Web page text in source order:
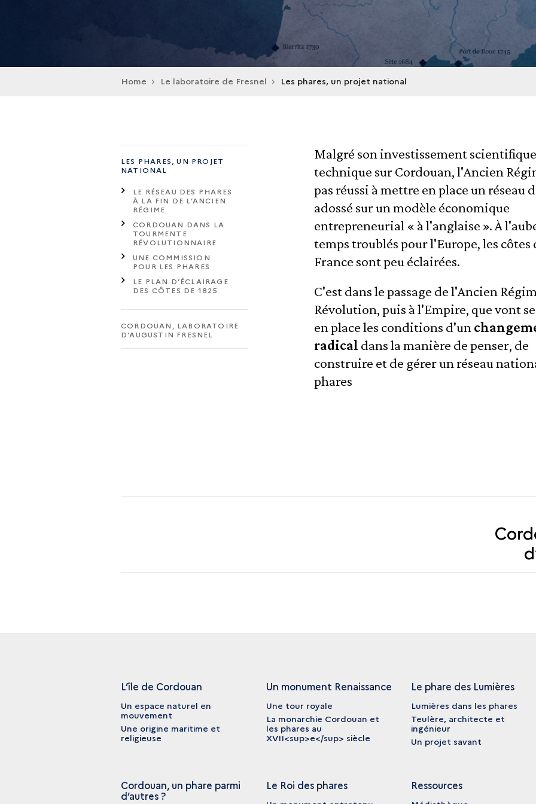
Home Le laboratoire de Fresnel Les phares, un projet national
LES PHARES, UN PROJET
NATIONAL
LE RÉSEAU DES PHARES
À LA FIN DE L’ANCIEN
RÉGIME
CORDOUAN DANS LA
TOURMENTE
RÉVOLUTIONNAIRE
UNE COMMISSION
POUR LES PHARES
LE PLAN D’ÉCLAIRAGE
DES CÔTES DE 1825
CORDOUAN, LABORATOIRE
D’AUGUSTIN FRESNEL
Malgré son investissement
technique sur Cordouan, l'Ancien
pas réussi à mettre en place un réseau
adossé sur un modèle économique
entrepreneurial « à l'anglaise ». À
temps troublés pour l'Europe, les côtes
France sont peu éclairées.
C'est dans le passage de l'Ancien
Révolution, puis à l'Empire, que vont
en place les conditions d'un
radical dans la manière de penser, de
construire et de gérer un réseau
phares
L’île de Cordouan
Un espace naturel en
mouvement
Une origine maritime et
religieuse
Un monument Renaissance
Une tour royale
La monarchie Cordouan et
les phares au
XVII<sup>e</sup> siècle
Le phare des Lumières
Lumières dans les phares
Teulère, architecte et
ingénieur
Un projet savant
Cordouan, un phare parmi
d’autres ?
Le Roi des phares Ressources